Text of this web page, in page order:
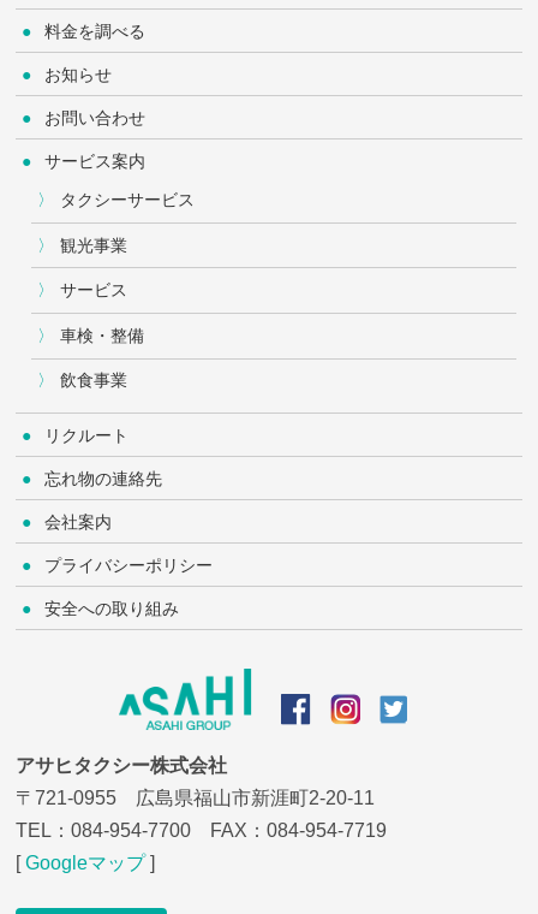
アサヒタクシー株式会社
〒721-0955 広島県福山市新涯町2-20-11
TEL：084-954-7700
FAX：084-954-7719
[Googleマップ]
料金を調べる
お知らせ
お問い合わせ
サービス案内
タクシーサービス
観光事業
サービス
車検・整備
飲食事業
リクルート
忘れ物の連絡先
会社案内
プライバシーポリシー
安全への取り組み